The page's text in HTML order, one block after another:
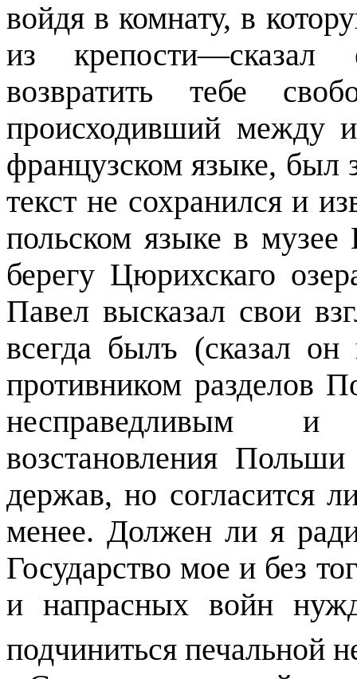
войдя в комнату, в
из
возвратить тебе
происходивший между
французском языке, был
текст не сохранился и
польском языке в
берегу Цюрихскаго
Павел высказал свои
всегда былъ (сказал он
противником разделов
несправедливым и
возстановления
держав, но согласится
менее. Должен ли я
Государство мое и без
и напрасных войн
подчиниться печальной